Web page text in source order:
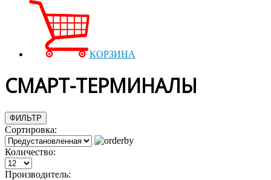
КОРЗИНА
СМАРТ-ТЕРМИНАЛЫ
ФИЛЬТР
Сортировка:
Количество:
Производитель: